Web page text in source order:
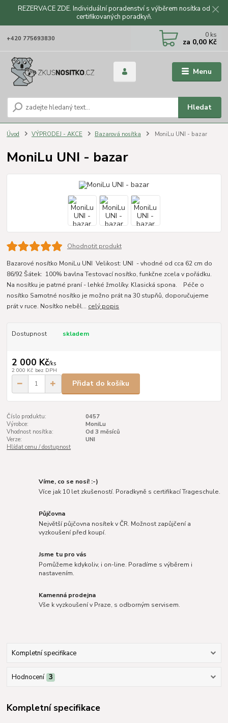
REZERVACE ZDE. Individuální poradenství s výběrem nosítka od
certifikovaných poradkyň.
Menu
Hledat
+420 775693830 0 ks
za 0,00 Kč
Úvod VÝPRODEJ - AKCE Bazarová nosítka MoniLu UNI - bazar
MoniLu UNI - bazar
Ohodnotit produkt
Bazarové nosítko MoniLu UNI Velikost: UNI - vhodné od cca 62 cm do
86/92 Šátek: 100% bavlna Testovací nosítko, funkčne zcela v pořádku.
Na nosítku je patrné praní - lehké žmolíky. Klasická spona. Péče o
nosítko Samotné nosítko je možno prát na 30 stupňů, doporučujeme
prát v ruce. Nosítko neběl... celý popis
Dostupnost skladem
2 000 Kč/ks
2 000 Kč bez DPH
Přidat do košíku
Číslo produktu:
0457
Výrobce:
MoniLu
Vhodnost nosítka:
Od 3 měsíců
Verze:
UNI
Hlídat cenu / dostupnost
Víme, co se nosí! :-)
Více jak 10 let zkušeností. Poradkyně s certifikací Trageschule.
Půjčovna
Největší půjčovna nosítek v ČR. Možnost zapůjčení a
vyzkoušení před koupí.
Jsme tu pro vás
Pomůžeme kdykoliv, i on-line. Poradíme s výběrem i
nastavením.
Kamenná prodejna
Vše k vyzkoušení v Praze, s odborným servisem.
Kompletní specifikace
Hodnocení 3
Kompletní specifikace